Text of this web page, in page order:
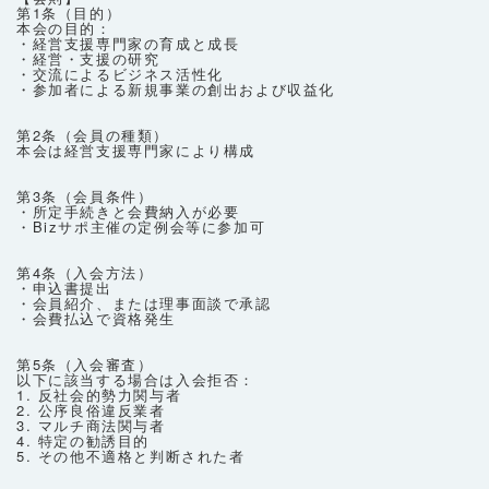
第1条（目的）
本会の目的：
・経営支援専門家の育成と成長
・経営・支援の研究
・交流によるビジネス活性化
・参加者による新規事業の創出および収益化
第2条（会員の種類）
本会は経営支援専門家により構成
第3条（会員条件）
・所定手続きと会費納入が必要
・Bizサポ主催の定例会等に参加可
第4条（入会方法）
・申込書提出
・会員紹介、または理事面談で承認
・会費払込で資格発生
第5条（入会審査）
以下に該当する場合は入会拒否：
1. 反社会的勢力関与者
2. 公序良俗違反業者
3. マルチ商法関与者
4. 特定の勧誘目的
5. その他不適格と判断された者